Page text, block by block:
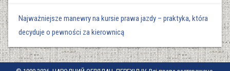
Najważniejsze manewry na kursie prawa jazdy – praktyka, która
decyduje o pewności za kierownicą